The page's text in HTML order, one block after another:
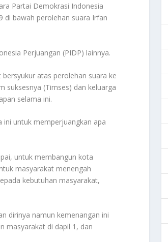
Partai Demokrasi Indonesia
di bawah perolehan suara Irfan
Perjuangan (PIDP) lainnya.
atas perolehan suara ke
suksesnya (Timses) dan keluarga
selama ini.
ini untuk memperjuangkan apa
untuk membangun kota
masyarakat menengah
kebutuhan masyarakat,
dirinya namun kemenangan ini
masyarakat di dapil 1, dan